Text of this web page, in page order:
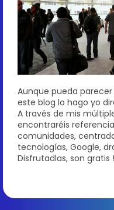
Aunque pueda
este blog lo hago yo
A través de mis
encontraréis
comunidades,
tecnologías, Google,
Disfrutadlas, son gratis !